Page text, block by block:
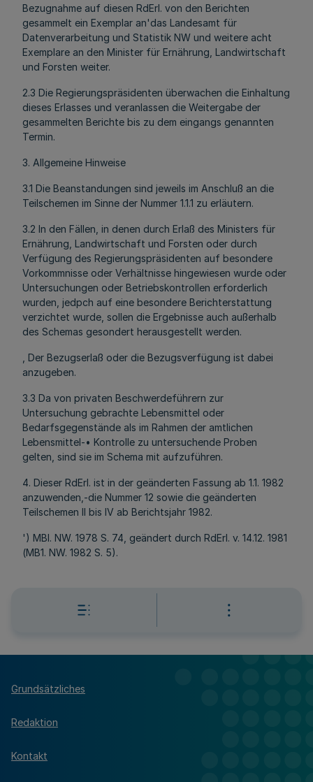
Bezugnahme auf diesen RdErl. von den Berichten
gesammelt ein Exemplar an'das Landesamt für
Datenverarbeitung und Statistik NW und weitere acht
Exemplare an den Minister für Ernährung, Landwirtschaft
und Forsten weiter.
2.3 Die Regierungspräsidenten überwachen die Einhaltung
dieses Erlasses und veranlassen die Weitergabe der
gesammelten Berichte bis zu dem eingangs genannten
Termin.
3. Allgemeine Hinweise
3.1 Die Beanstandungen sind jeweils im Anschluß an die
Teilschemen im Sinne der Nummer 1.1.1 zu erläutern.
3.2 In den Fällen, in denen durch Erlaß des Ministers für
Ernährung, Landwirtschaft und Forsten oder durch
Verfügung des Regierungspräsidenten auf besondere
Vorkommnisse oder Verhältnisse hingewiesen wurde oder
Untersuchungen oder Betriebskontrollen erforderlich
wurden, jedpch auf eine besondere Berichterstattung
verzichtet wurde, sollen die Ergebnisse auch außerhalb
des Schemas gesondert herausgestellt werden.
, Der Bezugserlaß oder die Bezugsverfügung ist dabei
anzugeben.
3.3 Da von privaten Beschwerdeführern zur
Untersuchung gebrachte Lebensmittel oder
Bedarfsgegenstände als im Rahmen der amtlichen
Lebensmittel-• Kontrolle zu untersuchende Proben
gelten, sind sie im Schema mit aufzuführen.
4. Dieser RdErl. ist in der geänderten Fassung ab 1.1. 1982
anzuwenden,-die Nummer 12 sowie die geänderten
Teilschemen II bis IV ab Berichtsjahr 1982.
') MBI. NW. 1978 S. 74, geändert durch RdErl. v. 14.12. 1981
(MB1. NW. 1982 S. 5).
Grundsätzliches
Redaktion
Kontakt